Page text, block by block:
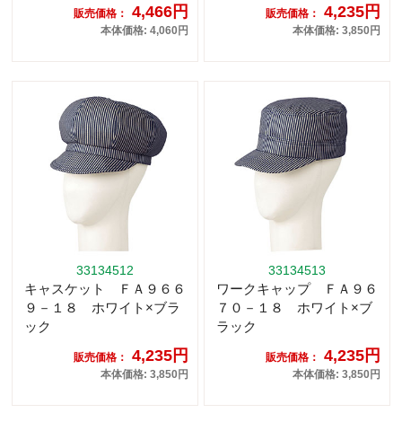
販売価格： 4,466円
本体価格: 4,060円
販売価格： 4,235円
本体価格: 3,850円
33134512
キャスケット ＦＡ９６６
９－１８ ホワイト×ブラ
ック
販売価格： 4,235円
本体価格: 3,850円
33134513
ワークキャップ ＦＡ９６
７０－１８ ホワイト×ブ
ラック
販売価格： 4,235円
本体価格: 3,850円